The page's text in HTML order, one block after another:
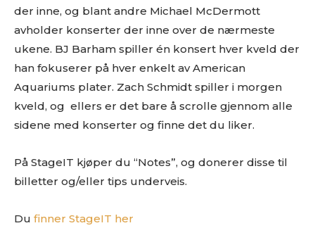
der inne, og blant andre Michael McDermott
avholder konserter der inne over de nærmeste
ukene. BJ Barham spiller én konsert hver kveld der
han fokuserer på hver enkelt av American
Aquariums plater. Zach Schmidt spiller i morgen
kveld, og ellers er det bare å scrolle gjennom alle
sidene med konserter og finne det du liker.
På StageIT kjøper du “Notes”, og donerer disse til
billetter og/eller tips underveis.
Du finner StageIT her